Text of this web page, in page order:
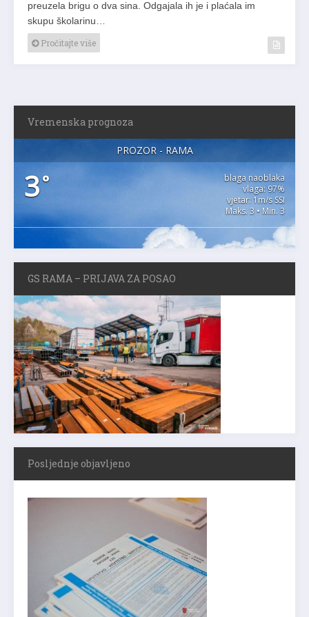
preuzela brigu o dva sina. Odgajala ih je i plaćala im
skupu školarinu…
Pročitajte više
Vremenska prognoza
PROZOR - RAMA
3°
blaga naoblaka
vlaga: 97%
vjetar: 1m/s SSI
Maks. 3 • Min. 3
GS RAMA – PRIJAVA ZA POSAO
Posljednje objavljeno